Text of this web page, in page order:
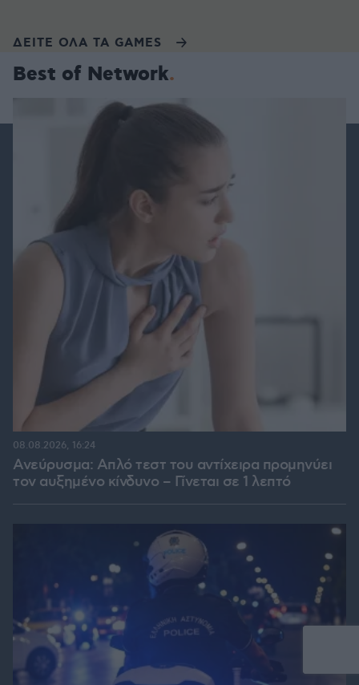
ΔΕΙΤΕ ΟΛΑ ΤΑ GAMES
Best of Network
Ανεύρυσμα: Απλό τεστ του αντίχειρα προμηνύει
τον αυξημένο κίνδυνο – Γίνεται σε 1 λεπτό
08.08.2026, 16:24